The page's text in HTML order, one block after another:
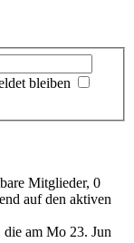
bleiben
Mitglieder, 0
auf den aktiven
die am Mo 23. Jun